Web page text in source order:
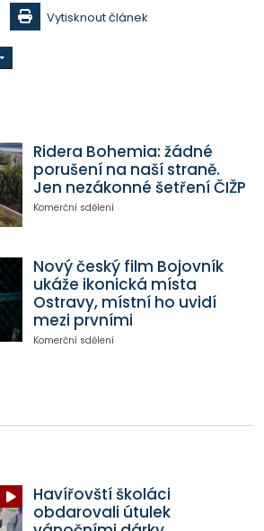
Vytisknout článek
Ridera Bohemia: žádné
porušení na naší straně.
Jen nezákonné šetření ČIŽP
Komerční sdělení
Nový český film Bojovník
ukáže ikonická místa
Ostravy, místní ho uvidí
mezi prvními
Komerční sdělení
Havířovští školáci
obdarovali útulek